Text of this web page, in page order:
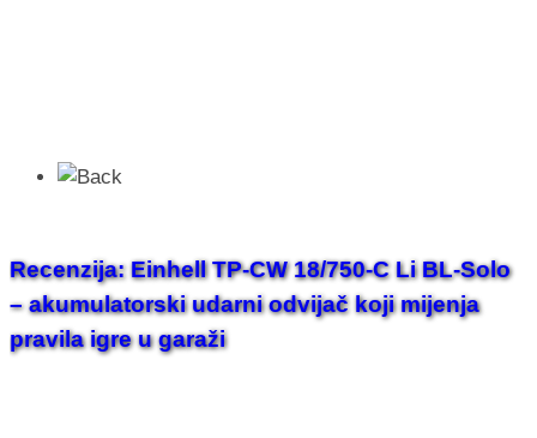
Recenzija: Einhell TP-CW 18/750-C Li BL-Solo
– akumulatorski udarni odvijač koji mijenja
pravila igre u garaži